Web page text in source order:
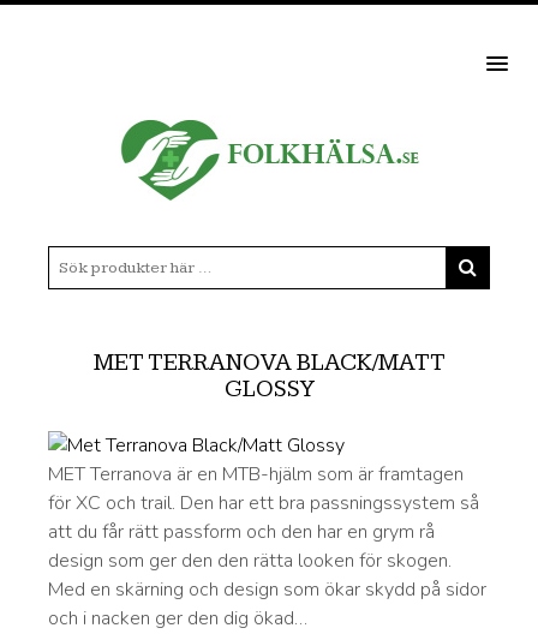
MET TERRANOVA BLACK/MATT
GLOSSY
MET Terranova är en MTB-hjälm som är framtagen
för XC och trail. Den har ett bra passningssystem så
att du får rätt passform och den har en grym rå
design som ger den den rätta looken för skogen.
Med en skärning och design som ökar skydd på sidor
och i nacken ger den dig ökad…